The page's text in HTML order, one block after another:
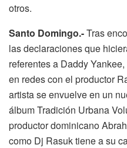
otros.
Santo Domingo.-Tras
las declaraciones que
referentes a Daddy
en redes con el productor
artista se envuelve en un
álbum Tradición Urbana
productor dominicano
como Dj Rasuk tiene a su